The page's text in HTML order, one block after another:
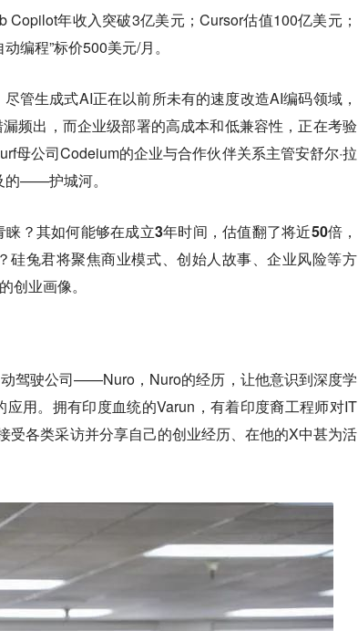
年收入突破3亿美元；Cursor估值100亿美元；
程”标价500美元/月。
管生成式AI正在以前所未有的速度改造AI编码领域，
频出，而企业级部署的高成本和低兼容性，正在考验
母公司Codeium的企业与合作伙伴关系主管安舒尔·拉
的——护城河。
？其如何能够在成立3年时间，估值翻了将近50倍，
硅兔君将聚焦商业模式、创始人故事、企业风险等方
创业画像。
驾驶公司——Nuro，Nuro的经历，让他意识到深度学
用。拥有印度血统的Varun，有着印度裔工程师对IT
各类采访并分享自己的创业经历、在他的X中甚为活